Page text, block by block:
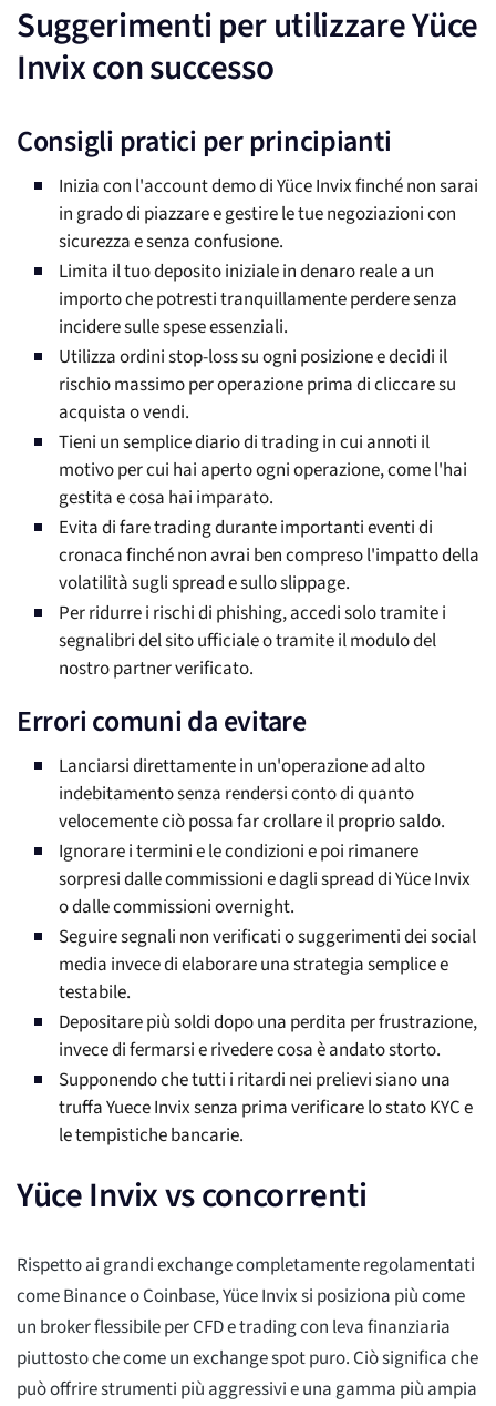
Suggerimenti per utilizzare Yüce
Invix con successo
Consigli pratici per principianti
Inizia con l'account demo di Yüce Invix finché non sarai
in grado di piazzare e gestire le tue negoziazioni con
sicurezza e senza confusione.
Limita il tuo deposito iniziale in denaro reale a un
importo che potresti tranquillamente perdere senza
incidere sulle spese essenziali.
Utilizza ordini stop-loss su ogni posizione e decidi il
rischio massimo per operazione prima di cliccare su
acquista o vendi.
Tieni un semplice diario di trading in cui annoti il
motivo per cui hai aperto ogni operazione, come l'hai
gestita e cosa hai imparato.
Evita di fare trading durante importanti eventi di
cronaca finché non avrai ben compreso l'impatto della
volatilità sugli spread e sullo slippage.
Per ridurre i rischi di phishing, accedi solo tramite i
segnalibri del sito ufficiale o tramite il modulo del
nostro partner verificato.
Errori comuni da evitare
Lanciarsi direttamente in un'operazione ad alto
indebitamento senza rendersi conto di quanto
velocemente ciò possa far crollare il proprio saldo.
Ignorare i termini e le condizioni e poi rimanere
sorpresi dalle commissioni e dagli spread di Yüce Invix
o dalle commissioni overnight.
Seguire segnali non verificati o suggerimenti dei social
media invece di elaborare una strategia semplice e
testabile.
Depositare più soldi dopo una perdita per frustrazione,
invece di fermarsi e rivedere cosa è andato storto.
Supponendo che tutti i ritardi nei prelievi siano una
truffa Yuece Invix senza prima verificare lo stato KYC e
le tempistiche bancarie.
Yüce Invix vs concorrenti
Rispetto ai grandi exchange completamente regolamentati
come Binance o Coinbase, Yüce Invix si posiziona più come
un broker flessibile per CFD e trading con leva finanziaria
piuttosto che come un exchange spot puro. Ciò significa che
può offrire strumenti più aggressivi e una gamma più ampia